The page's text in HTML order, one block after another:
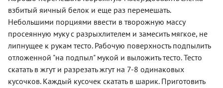
взбитый яичный белок и еще раз перемешать.
Небольшими порциями ввести в творожную массу
просеянную муку с разрыхлителем и замесить мягкое, не
липнущее к рукам тесто. Рабочую поверхность подпылить
отложенной "на подпыл" мукой и выложить тесто. Тесто
скатать в жгут и разрезать жгут на 7-8 одинаковых
кусочков. Каждый кусочек скатать в шарик. Приготовить